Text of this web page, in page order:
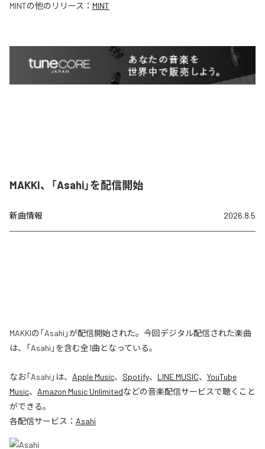
MINTの他のリリース： MINT
MAKKI、「Asahi」を配信開始
新曲情報 2026.8.5
MAKKIの「Asahi」が配信開始された。今回デジタル配信された楽曲
は、「Asahi」を含む全1曲となっている。
なお「Asahi 」は、 Apple Music、 Spotify、 LINE MUSIC、 YouTube
Music、 Amazon Music Unlimitedなどの音楽配信サービスで聴くこと
ができる。
各配信サービス： Asahi